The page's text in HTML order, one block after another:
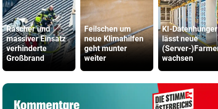
Rascher und
massiver Einsatz
verhinderte
Großbrand
Feilschen um
neue Klimahilfen
geht munter
weiter
KI-Datenhunger
lässt neue
(Server-
wachsen